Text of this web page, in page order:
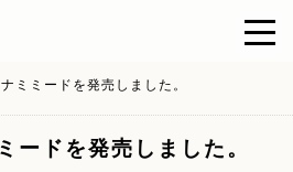
ミミードを発売しました。
ードを発売しました。